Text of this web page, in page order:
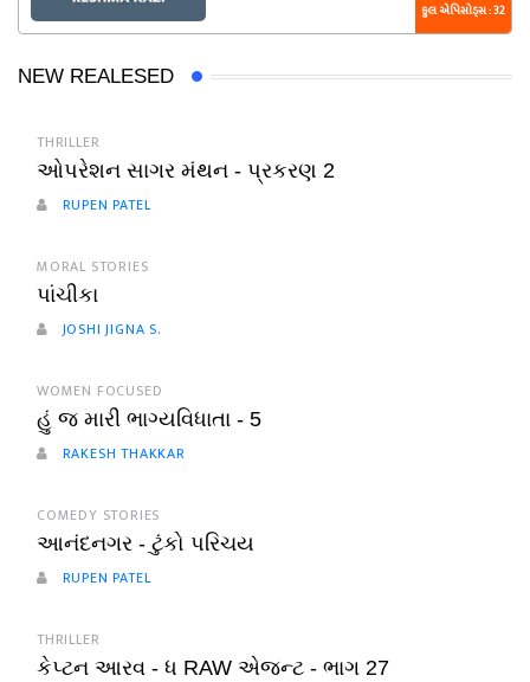
કુલ એપિસોડ્સ : 32
NEW REALESED
THRILLER
ઓપરેશન સાગર મંથન - પ્રકરણ 2
RUPEN PATEL
MORAL STORIES
પાંચીકા
JOSHI JIGNA S.
WOMEN FOCUSED
હું જ મારી ભાગ્યવિધાતા - 5
RAKESH THAKKAR
COMEDY STORIES
આનંદનગર - ટુંકો પરિચય
RUPEN PATEL
THRILLER
કેપ્ટન આરવ - ધ RAW એજન્ટ - ભાગ 27